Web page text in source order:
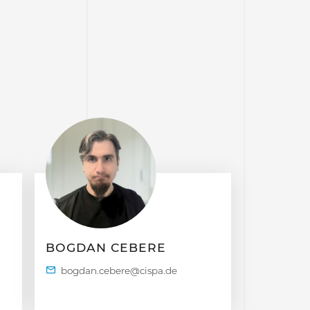
BOGDAN CEBERE